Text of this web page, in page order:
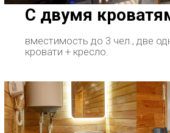
С двумя
вместимость до 3 чел., две
кровати + кресло.